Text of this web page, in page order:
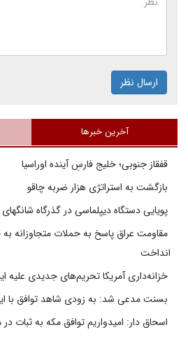
ارسال نظر
آخرین خبرها
قفقاز جنوبی؛ خلیج فارسِ آینده اوراسیا
بازگشت به استراتژی هزار ضربه چاقو
پویایی دستگاه دیپلماسی در گذرگاه شانگهای
مقاومت عراق پاسخ به حملات متجاوزانه
انداخت
خزانه‌داری آمریکا تحریم‌های جدیدی علیه
بسنت مدعی شد: به زودی شاهد توافق با
اسحاق دار: امیدواریم توافق مکه به ثبات